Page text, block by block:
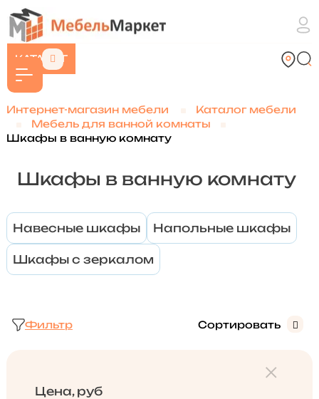
КАТАЛОГ
Интернет-магазин мебели
Каталог мебели
Мебель для ванной комнаты
Шкафы в ванную комнату
Шкафы в ванную комнату
Навесные шкафы Напольные шкафы
Шкафы с зеркалом
Фильтр Сортировать
Цена, руб